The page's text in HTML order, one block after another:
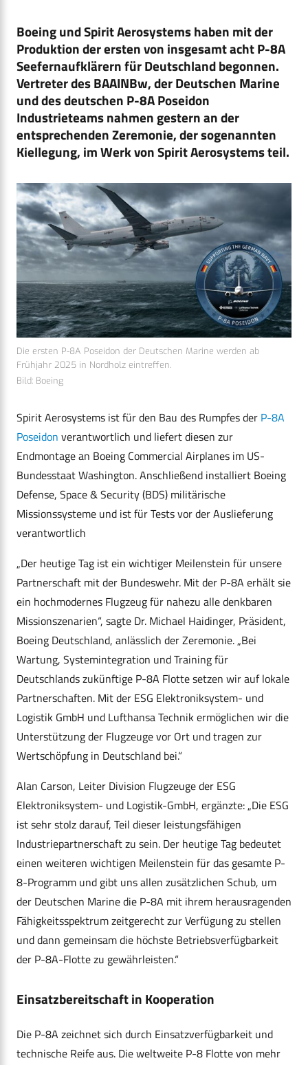
Boeing und Spirit Aerosystems haben mit der
Produktion der ersten von insgesamt acht P-8A
Seefernaufklärern für Deutschland begonnen.
Vertreter des BAAINBw, der Deutschen Marine
und des deutschen P-8A Poseidon
Industrieteams nahmen gestern an der
entsprechenden Zeremonie, der sogenannten
Kiellegung, im Werk von Spirit Aerosystems teil.
Die ersten P-8A Poseidon der Deutschen Marine werden ab
Frühjahr 2025 in Nordholz eintreffen.
Bild: Boeing
Spirit Aerosystems ist für den Bau des Rumpfes der P-8A
Poseidon verantwortlich und liefert diesen zur
Endmontage an Boeing Commercial Airplanes im US-
Bundesstaat Washington. Anschließend installiert Boeing
Defense, Space & Security (BDS) militärische
Missionssysteme und ist für Tests vor der Auslieferung
verantwortlich
„Der heutige Tag ist ein wichtiger Meilenstein für unsere
Partnerschaft mit der Bundeswehr. Mit der P-8A erhält sie
ein hochmodernes Flugzeug für nahezu alle denkbaren
Missionszenarien“, sagte Dr. Michael Haidinger, Präsident,
Boeing Deutschland, anlässlich der Zeremonie. „Bei
Wartung, Systemintegration und Training für
Deutschlands zukünftige P-8A Flotte setzen wir auf lokale
Partnerschaften. Mit der ESG Elektroniksystem- und
Logistik GmbH und Lufthansa Technik ermöglichen wir die
Unterstützung der Flugzeuge vor Ort und tragen zur
Wertschöpfung in Deutschland bei.“
Alan Carson, Leiter Division Flugzeuge der ESG
Elektroniksystem- und Logistik-GmbH, ergänzte: „Die ESG
ist sehr stolz darauf, Teil dieser leistungsfähigen
Industriepartnerschaft zu sein. Der heutige Tag bedeutet
einen weiteren wichtigen Meilenstein für das gesamte P-
8-Programm und gibt uns allen zusätzlichen Schub, um
der Deutschen Marine die P-8A mit ihrem herausragenden
Fähigkeitsspektrum zeitgerecht zur Verfügung zu stellen
und dann gemeinsam die höchste Betriebsverfügbarkeit
der P-8A-Flotte zu gewährleisten.“
Einsatzbereitschaft in Kooperation
Die P-8A zeichnet sich durch Einsatzverfügbarkeit und
technische Reife aus. Die weltweite P-8 Flotte von mehr